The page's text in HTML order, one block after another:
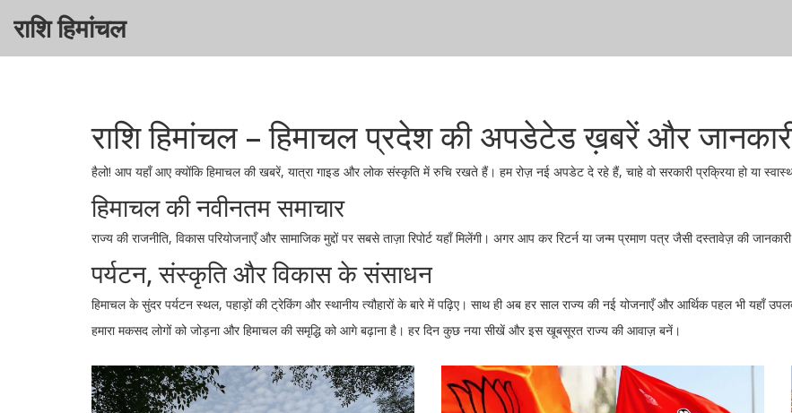
राशि हिमांचल
राशि हिमांचल – हिमाचल प्रदेश की अपडेटेड ख़बरें और
हैलो! आप यहाँ आए क्योंकि हिमाचल की खबरें, यात्रा गाइड और लोक संस्कृति में रुचि रखते हैं। हम रोज़ नई अपडेट दे रहे हैं, चाहे वो सरकारी प्रक्रिया हो या
हिमाचल की नवीनतम समाचार
राज्य की राजनीति, विकास परियोजनाएँ और सामाजिक मुद्दों पर सबसे ताज़ा रिपोर्ट यहाँ मिलेंगी। अगर आप कर रिटर्न या जन्म प्रमाण पत्र जैसी दस्तावेज़ की
पर्यटन, संस्कृति और विकास के संसाधन
हिमाचल के सुंदर पर्यटन स्थल, पहाड़ों की ट्रेकिंग और स्थानीय त्यौहारों के बारे में पढ़िए। साथ ही अब हर साल राज्य की नई योजनाएँ और आर्थिक पहल भी यहाँ
हमारा मकसद लोगों को जोड़ना और हिमाचल की समृद्धि को आगे बढ़ाना है। हर दिन कुछ नया सीखें और इस खूबसूरत राज्य की आवाज़ बनें।